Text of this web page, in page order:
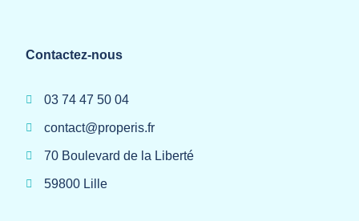
Contactez-nous
03 74 47 50 04
contact@properis.fr
70 Boulevard de la Liberté
59800 Lille